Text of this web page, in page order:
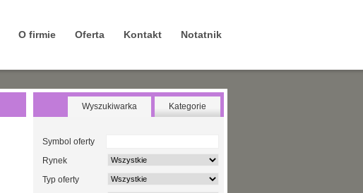
O firmie Oferta Kontakt Notatnik
Wyszukiwarka Kategorie
Symbol oferty
Rynek
Typ oferty